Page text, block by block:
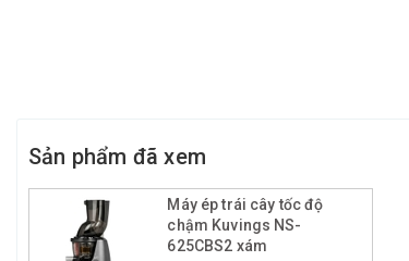
Sản phẩm đã xem
Máy ép trái cây tốc độ
chậm Kuvings NS-
625CBS2 xám